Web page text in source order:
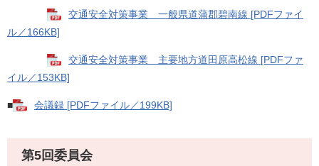
交通安全対策事業 一般県道蒲郡碧南線 [PDFファイ
ル／166KB]
交通安全対策事業 主要地方道田原高松線 [PDFファ
イル／153KB]
■ 会議録 [PDFファイル／199KB]
第5回委員会